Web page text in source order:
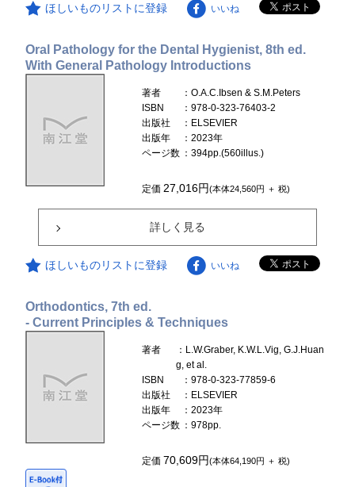
ほしいものリストに登録 いいね
Oral Pathology for the Dental Hygienist, 8th ed.
With General Pathology Introductions
著者
：O.A.C.Ibsen & S.M.Peters
ISBN
：978-0-323-76403-2
出版社
：ELSEVIER
出版年
：2023年
ページ数 ：394pp.(560illus.)
定価27,016円(本体24,560円 ＋ 税)
詳しく見る
ほしいものリストに登録 いいね
Orthodontics, 7th ed.
- Current Principles & Techniques
著者
：L.W.Graber, K.W.L.Vig, G.J.Huan
g, et al.
ISBN
：978-0-323-77859-6
出版社
：ELSEVIER
出版年
：2023年
ページ数 ：978pp.
定価 70,609円(本体64,190円 ＋ 税)